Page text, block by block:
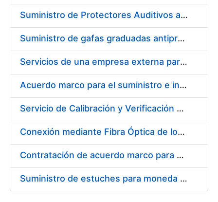
Suministro de Protectores Auditivos a medida para las personas trabajadoras de los Centros de Trabajo de Madrid y Burgos
Suministro de gafas graduadas antiproyecciones para los trabajadores de la FNMT-RCM en los centros de trabajo de Madrid y Burgos
Servicios de una empresa externa para el asesoramiento y resolución de los recursos de alzada que se presentan relacionados con procesos de selección para la FNMT-RCM
Acuerdo marco para el suministro e instalación de persianas, estores y otros complementos
Servicio de Calibración y Verificación Externa de los Equipos de Medición del Servicio de Prevención de la FNMT-RCM
Conexión mediante Fibra Óptica de los Centros de Proceso de Datos (CPDs) de las sedes de la FNMT-RCM de Burgos y Madrid
Contratación de acuerdo marco para el Suministro de Material de Electricidad para la Fábrica Nacional de Moneda y Timbre-Real Casa de la Moneda en su centro de trabajo de Burgos
Suministro de estuches para moneda de 30 €